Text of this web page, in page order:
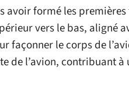
avoir formé les
vers le bas, aligné
façonner le corps de
de l’avion, contribuant à